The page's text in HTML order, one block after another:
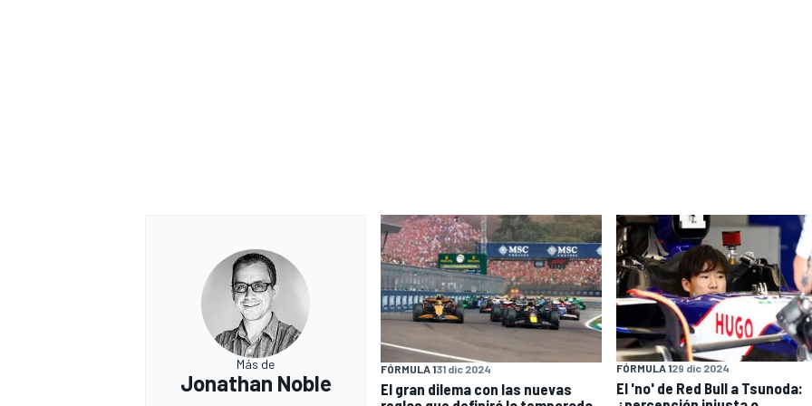
Más de
Jonathan Noble
FÓRMULA 131 dic 2024
El gran dilema con las nuevas
FÓRMULA 129 dic 2024
El 'no' de Red Bull a Tsunoda: